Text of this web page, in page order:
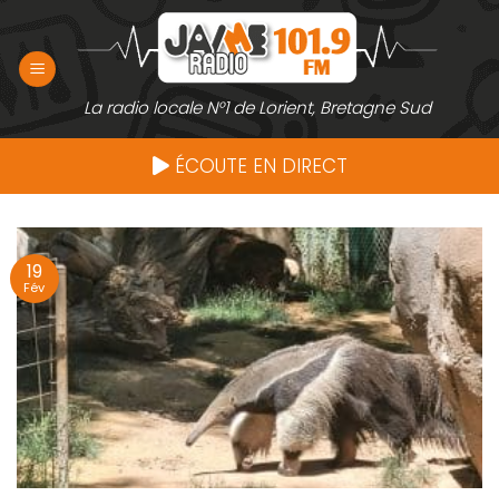
contenu
La radio locale N°1 de Lorient, Bretagne Sud
ÉCOUTE EN DIRECT
19
Fév